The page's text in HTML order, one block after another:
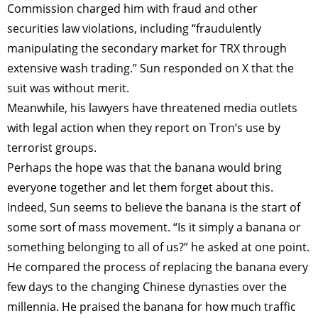
Commission charged him with fraud and other
securities law violations, including “fraudulently
manipulating the secondary market for TRX through
extensive wash trading.” Sun responded on X that the
suit was without merit.
Meanwhile, his lawyers have threatened media outlets
with legal action when they report on Tron’s use by
terrorist groups.
Perhaps the hope was that the banana would bring
everyone together and let them forget about this.
Indeed, Sun seems to believe the banana is the start of
some sort of mass movement. “Is it simply a banana or
something belonging to all of us?” he asked at one point.
He compared the process of replacing the banana every
few days to the changing Chinese dynasties over the
millennia. He praised the banana for how much traffic